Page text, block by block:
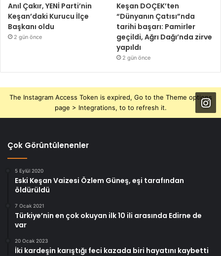
Anıl Çakır, YENİ Parti’nin
Keşan’daki Kurucu İlçe
Başkanı oldu
2 gün önce
Keşan DOÇEK’ten
“Dünyanın Çatısı”nda
tarihi başarı: Pamirler
geçildi, Ağrı Dağı’nda zirve
yapıldı
2 gün önce
The Instagram Access Token is expired, Go to the Theme options
page > Integrations, to to refresh it.
Çok Görüntülenenler
5 Eylül 2020
Eski Keşan Vaizesi Özlem Güneş, eşi tarafından
öldürüldü
7 Ocak 2021
Türkiye’nin en çok okuyan ilk 10 ili arasında Edirne de
var
20 Ocak 2023
İki kardeşin karıştığı feci kazada biri hayatını kaybetti